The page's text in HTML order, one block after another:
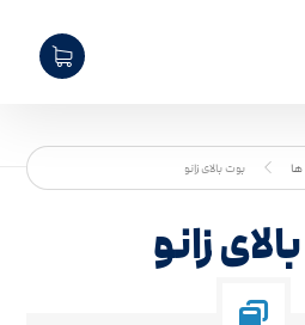
بوت بالای زانو
زانو